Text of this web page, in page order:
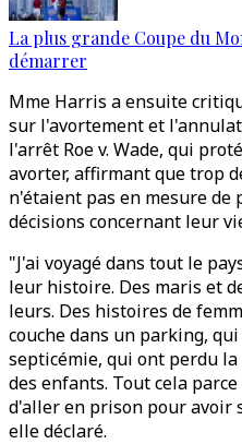
La plus grande Coupe du
démarrer
Mme Harris a ensuite
sur l'avortement et
l'arrêt Roe v. Wade, qui
avorter, affirmant que trop
n'étaient pas en mesure
décisions concernant leur
"J'ai voyagé dans tout le
leur histoire. Des maris et
leurs. Des histoires de
couche dans un parking,
septicémie, qui ont perdu
des enfants. Tout cela
d'aller en prison pour avoir
elle déclaré.